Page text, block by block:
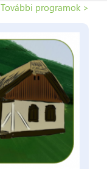
További programok >